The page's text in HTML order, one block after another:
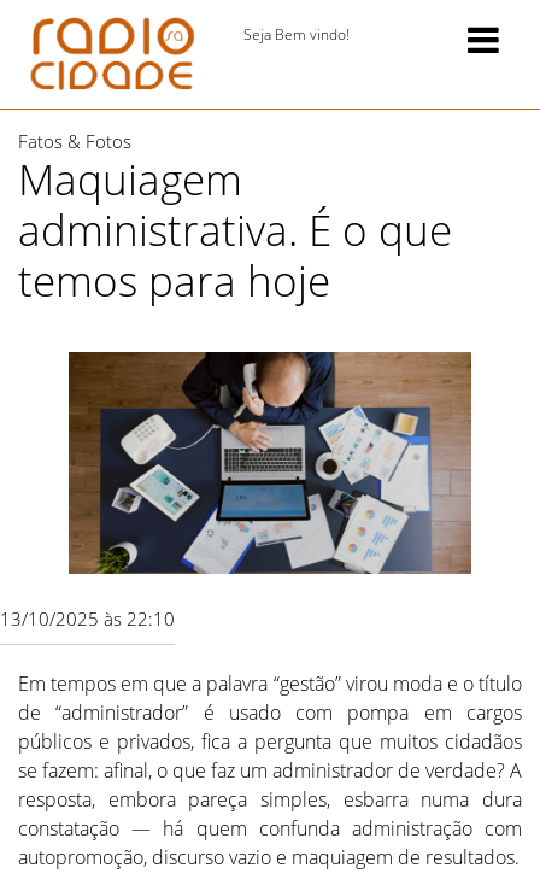
Seja Bem vindo!
Fatos & Fotos
Maquiagem
administrativa. É o que
temos para hoje
13/10/2025 às 22:10
Em tempos em que a palavra “gestão” virou moda e o título
de “administrador” é usado com pompa em cargos
públicos e privados, fica a pergunta que muitos cidadãos
se fazem: afinal, o que faz um administrador de verdade? A
resposta, embora pareça simples, esbarra numa dura
constatação — há quem confunda administração com
autopromoção, discurso vazio e maquiagem de resultados.